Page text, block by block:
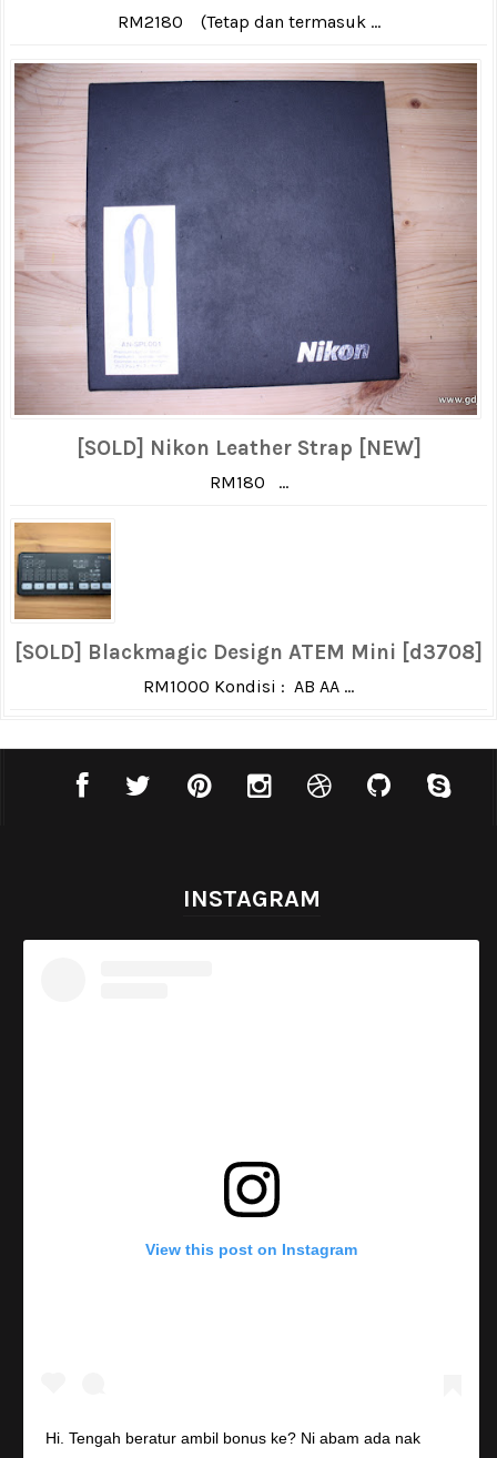
RM2180 (Tetap dan termasuk ...
[SOLD] Nikon Leather Strap [NEW]
RM180 ...
[SOLD] Blackmagic Design ATEM Mini [d3708]
RM1000 Kondisi : AB AA ...
INSTAGRAM
View this post on Instagram
Hi. Tengah beratur ambil bonus ke? Ni abam ada nak